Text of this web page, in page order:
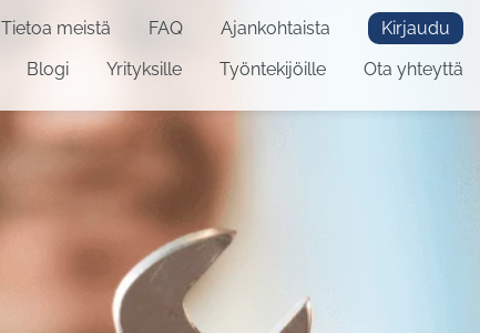
Blogi Yrityksille Työntekijöille Ota yhteyttä
Tietoa meistä FAQ Ajankohtaista Kirjaudu